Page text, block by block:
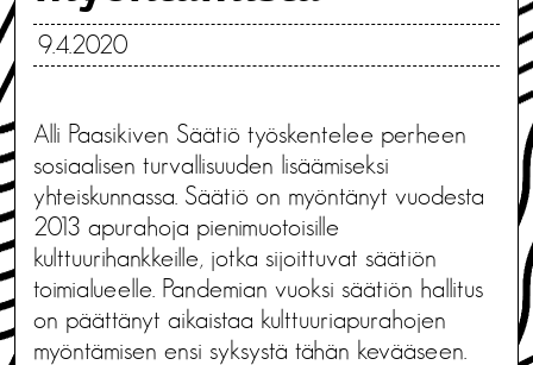
9.4.2020
Alli Paasikiven Säätiö työskentelee perheen
sosiaalisen turvallisuuden lisäämiseksi
yhteiskunnassa. Säätiö on myöntänyt vuodesta
2013 apurahoja pienimuotoisille
kulttuurihankkeille, jotka sijoittuvat säätiön
toimialueelle. Pandemian vuoksi säätiön hallitus
on päättänyt aikaistaa kulttuuriapurahojen
myöntämisen ensi syksystä tähän kevääseen.